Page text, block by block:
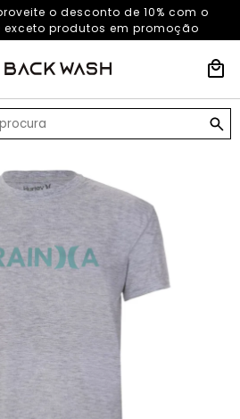
o desconto de 10% com o
exceto produtos em promoção
MASCULINAS CAMISETAS